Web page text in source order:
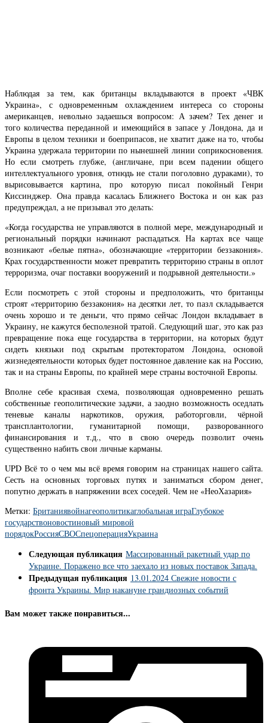
Наблюдая за тем, как британцы вкладываются в проект «ЧВК
Украина», с одновременным охлаждением интереса со стороны
американцев, невольно задаешься вопросом: А зачем? Тех денег и
того количества переданной и имеющийся в запасе у Лондона, да и
Европы в целом техники и боеприпасов, не хватит даже на то, чтобы
Украина удержала территории по нынешней линии соприкосновения.
Но если смотреть глубже, (англичане, при всем падении общего
интеллектуального уровня, отнюдь не стали поголовно дураками), то
вырисовывается картина, про которую писал покойный Генри
Киссинджер. Она правда касалась Ближнего Востока и он как раз
предупреждал, а не призывал это делать:
«Когда государства не управляются в полной мере, международный и
региональный порядки начинают распадаться. На картах все чаще
возникают «белые пятна», обозначающие «территории беззакония».
Крах государственности может превратить территорию страны в оплот
терроризма, очаг поставки вооружений и подрывной деятельности.»
Если посмотреть с этой стороны и предположить, что британцы
строят «территорию беззакония» на десятки лет, то пазл складывается
очень хорошо и те деньги, что прямо сейчас Лондон вкладывает в
Украину, не кажутся бесполезной тратой. Следующий шаг, это как раз
превращение пока еще государства в территории, на которых будут
сидеть князьки под скрытым протекторатом Лондона, основой
жизнедеятельности которых будет постоянное давление как на Россию,
так и на страны Европы, по крайней мере страны восточной Европы.
Вполне себе красивая схема, позволяющая одновременно решать
собственные геополитические задачи, а заодно возможность оседлать
теневые каналы наркотиков, оружия, работорговли, чёрной
трансплантологии, гуманитарной помощи, разворованного
финансирования и т.д., что в свою очередь позволит очень
существенно набить свои личные карманы.
UPDВсё то о чем мы всё время говорим на страницах нашего сайта.
Сесть на основных торговых путях и заниматься сбором денег,
попутно держать в напряжении всех соседей. Чем не «НеоХазария»
Метки: Британиявойнагеополитикаглобальная играГлубокое
государствоновостиновый мировой
порядокРоссияСВОСпецоперацияУкраина
Следующая публикация Массированный ракетный удар по
Украине. Поражено все что заехало из новых поставок Запада.
Предыдущая публикация 13.01.2024 Свежие новости с
фронта Украины. Мир накануне грандиозных событий
Вам может также понравиться...